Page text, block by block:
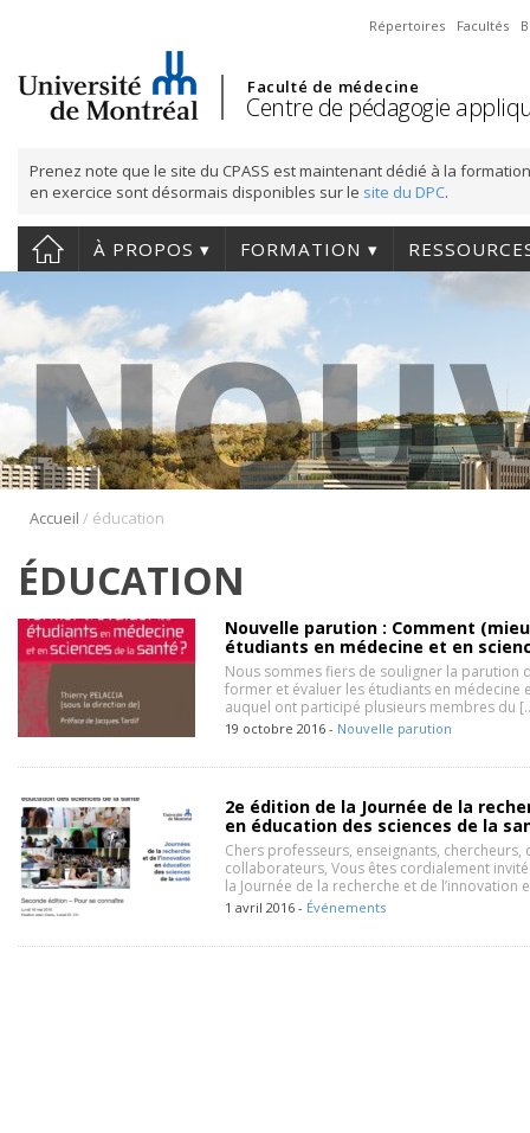
Répertoires Facultés
Faculté de médecine
Centre de pédagogie
Prenez note que le site du CPASS est maintenant dédié à la
en exercice sont désormais disponibles sur le site du DPC.
À PROPOS FORMATION
Accueil / éducation
ÉDUCATION
Nouvelle parution : Comment
étudiants en médecine et en
Nous sommes fiers de souligner la parution
former et évaluer les étudiants en médecine
auquel ont participé plusieurs membres du
19 octobre 2016 - Nouvelle parution
2e édition de la Journée de la
en éducation des sciences de la
Chers professeurs, enseignants, chercheurs,
collaborateurs, Vous êtes cordialement
la Journée de la recherche et de
1 avril 2016 - Événements